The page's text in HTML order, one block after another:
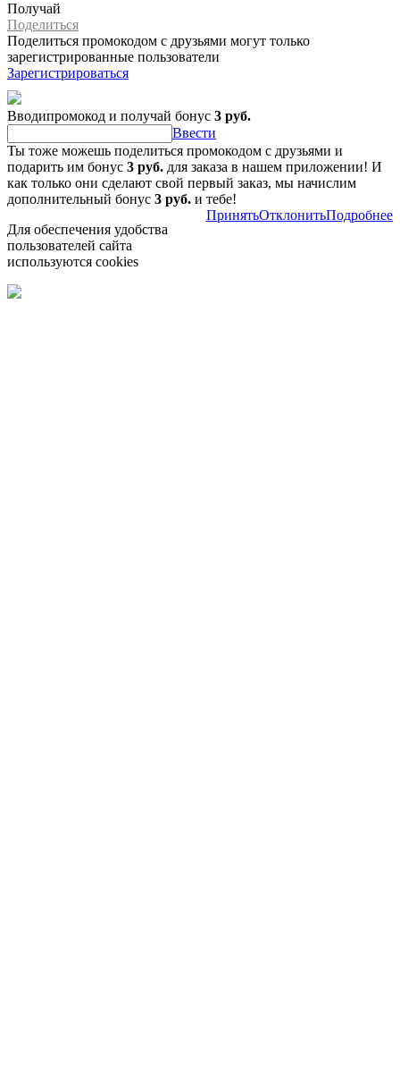
Получай
Поделиться
Поделиться промокодом с друзьями могут только
зарегистрированные пользователи
Зарегистрироваться
Вводипромокод и получай бонус 3 руб.
Ввести
Ты тоже можешь поделиться промокодом с друзьями и
подарить им бонус 3 руб. для заказа в нашем приложении! И
как только они сделают свой первый заказ, мы начислим
дополнительный бонус 3 руб. и тебе!
Для обеспечения удобства
пользователей сайта
используются cookies
ПринятьОтклонитьПодробнее